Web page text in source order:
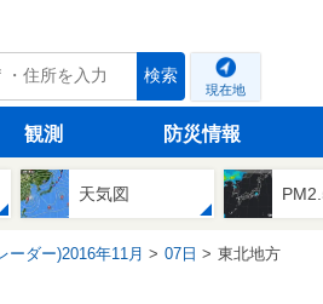
検索
現在地
観測 防災情報
天気図
ーダー)2016年11月 07日 東北地方